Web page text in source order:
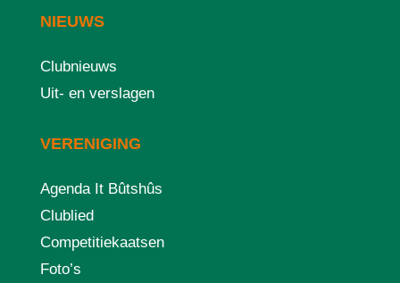
NIEUWS
Clubnieuws
Uit- en verslagen
VERENIGING
Agenda It Bûtshûs
Clublied
Competitiekaatsen
Foto’s